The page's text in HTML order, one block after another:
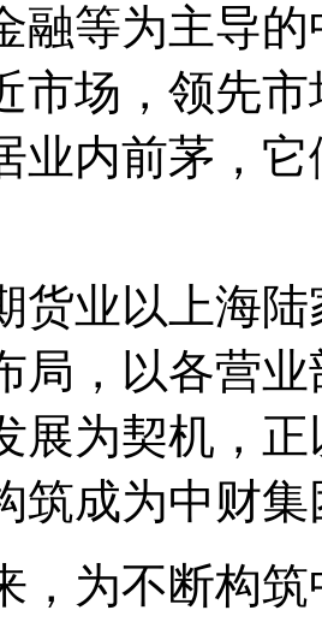
融等为主导
市场，领先
业内前茅，
业以上海陆
局，以各营
展为契机，
筑成为中财
为不断构筑